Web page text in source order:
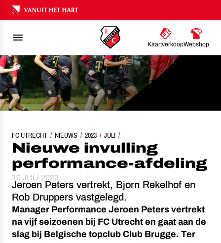
Ons nalatenschap
KaartverkoopWebshop
FC UTRECHT NIEUWS 2023 JULI
NIEUWE INVULLING PERFORMANCE-AFDELING
Nieuwe invulling
performance-afdeling
10 JULI 2023
Jeroen Peters vertrekt, Bjorn Rekelhof en
Rob Druppers vastgelegd.
Manager Performance Jeroen Peters vertrekt
na vijf seizoenen bij FC Utrecht en gaat aan de
slag bij Belgische topclub Club Brugge. Ter